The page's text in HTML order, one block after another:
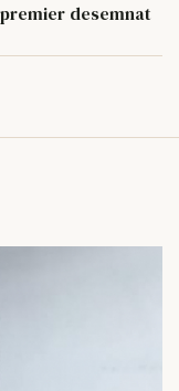
desemnat